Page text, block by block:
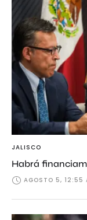
JALISCO
Habrá
AGOSTO 5, 12:55